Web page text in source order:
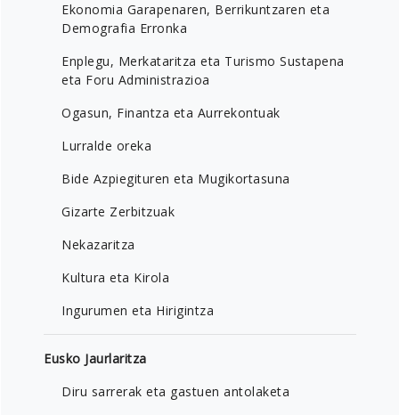
Ekonomia Garapenaren, Berrikuntzaren eta
Demografia Erronka
Enplegu, Merkataritza eta Turismo Sustapena
eta Foru Administrazioa
Ogasun, Finantza eta Aurrekontuak
Lurralde oreka
Bide Azpiegituren eta Mugikortasuna
Gizarte Zerbitzuak
Nekazaritza
Kultura eta Kirola
Ingurumen eta Hirigintza
Eusko Jaurlaritza
Diru sarrerak eta gastuen antolaketa